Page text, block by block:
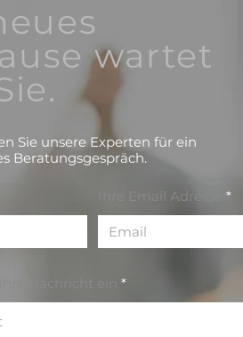
wartet
Sie unsere Experten für ein
Beratungsgespräch.
Ihre Email Adresse
Nachricht ein